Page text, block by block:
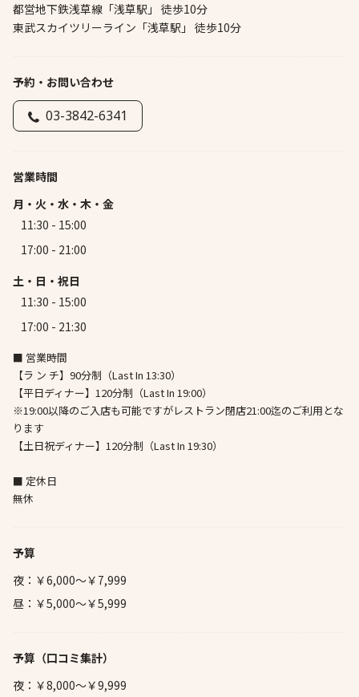
都営地下鉄浅草線「浅草駅」 徒歩10分
東武スカイツリーライン「浅草駅」 徒歩10分
予約・お問い合わせ
03-3842-6341
営業時間
月・火・水・木・金
11:30 - 15:00
17:00 - 21:00
土・日・祝日
11:30 - 15:00
17:00 - 21:30
■ 営業時間
【ラ ン チ】90分制（Last In 13:30）
【平日ディナー】120分制（Last In 19:00）
※19:00以降のご入店も可能ですがレストラン閉店21:00迄のご利用とな
ります
【土日祝ディナー】120分制（Last In 19:30）
■ 定休日
無休
予算
夜：￥6,000～￥7,999
昼：￥5,000～￥5,999
予算 （口コミ集計）
夜：￥8,000～￥9,999